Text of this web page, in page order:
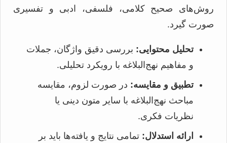
روش‌های صحیح کلامی، فلسفی، ادبی و تفسیری
صورت گیرد.
تحلیل محتوایی: بررسی دقیق واژگان، جملات
و مفاهیم نهج‌البلاغه با رویکرد تحلیلی.
تطبیق و مقایسه: در صورت لزوم، مقایسه
مباحث نهج‌البلاغه با سایر متون دینی یا
نظریات فکری.
ارائه استدلال: تمامی نتایج و یافته‌ها باید بر